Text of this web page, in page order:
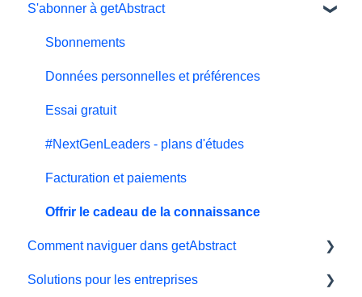
S'abonner à getAbstract
Sbonnements
Données personnelles et préférences
Essai gratuit
#NextGenLeaders - plans d'études
Facturation et paiements
Offrir le cadeau de la connaissance
Comment naviguer dans getAbstract
Lecteur électronique
Solutions pour les entreprises